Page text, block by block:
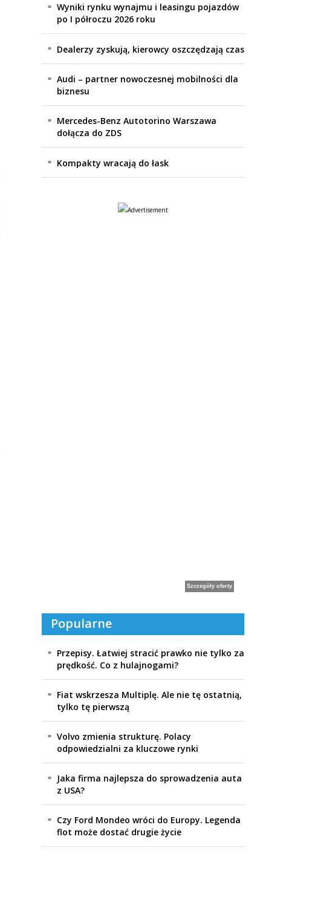
Wyniki rynku wynajmu i leasingu pojazdów
po I półroczu 2026 roku
Dealerzy zyskują, kierowcy oszczędzają czas
Audi – partner nowoczesnej mobilności dla
biznesu
Mercedes-Benz Autotorino Warszawa
dołącza do ZDS
Kompakty wracają do łask
Popularne
Przepisy. Łatwiej stracić prawko nie tylko za
prędkość. Co z hulajnogami?
Fiat wskrzesza Multiplę. Ale nie tę ostatnią,
tylko tę pierwszą
Volvo zmienia strukturę. Polacy
odpowiedzialni za kluczowe rynki
Jaka firma najlepsza do sprowadzenia auta
z USA?
Czy Ford Mondeo wróci do Europy. Legenda
flot może dostać drugie życie